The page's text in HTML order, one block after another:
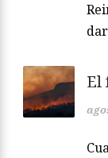
El